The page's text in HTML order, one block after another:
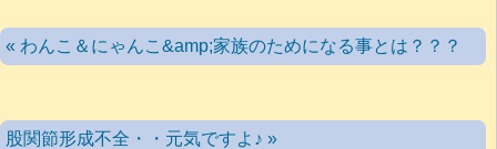
« わんこ＆にゃんこ&amp;家族のためになる事とは？？？
股関節形成不全・・元気ですよ♪ »